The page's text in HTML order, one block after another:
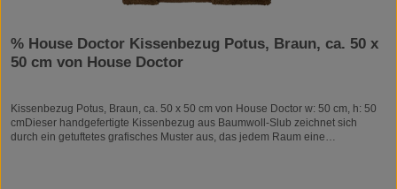
% House Doctor Kissenbezug Potus, Braun, ca. 50 x
50 cm von House Doctor
Kissenbezug Potus, Braun, ca. 50 x 50 cm von House Doctor w: 50 cm, h: 50
cmDieser handgefertigte Kissenbezug aus Baumwoll-Slub zeichnet sich
durch ein getuftetes grafisches Muster aus, das jedem Raum eine